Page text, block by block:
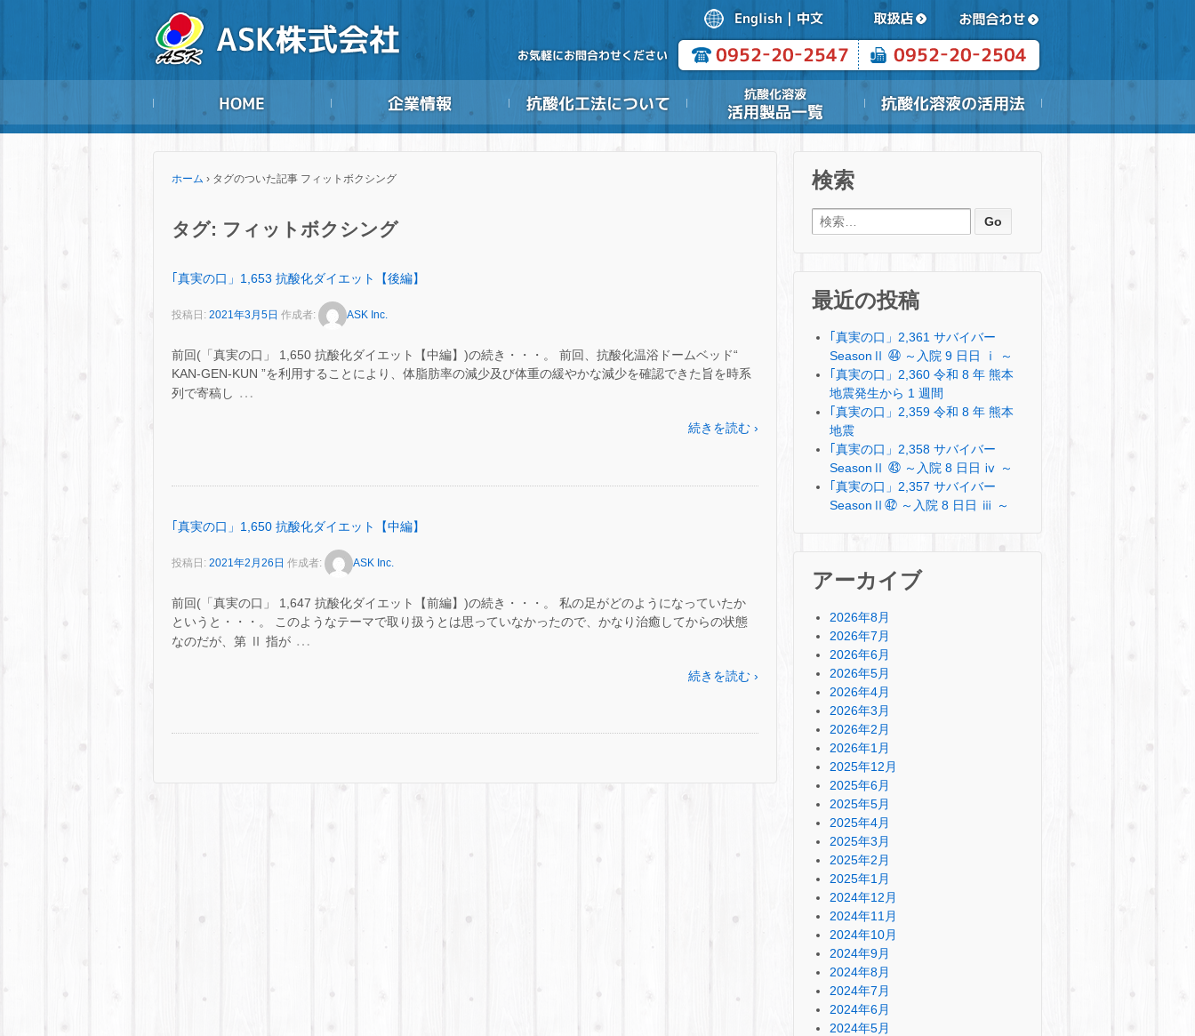
ホーム › タグのついた記事 フィットボクシング
タグ: フィットボクシング
｢真実の口」1,653 抗酸化ダイエット【後編】
投稿日: 2021年3月5日 作成者: ASK Inc.
前回(「真実の口」 1,650 抗酸化ダイエット【中編】)の続き・・・。 前回、抗酸化温浴ドームベッド“
KAN-GEN-KUN ”を利用することにより、体脂肪率の減少及び体重の緩やかな減少を確認できた旨を時系
列で寄稿し …
続きを読む ›
｢真実の口」1,650 抗酸化ダイエット【中編】
投稿日: 2021年2月26日 作成者: ASK Inc.
前回(「真実の口」 1,647 抗酸化ダイエット【前編】)の続き・・・。 私の足がどのようになっていたか
というと・・・。 このようなテーマで取り扱うとは思っていなかったので、かなり治癒してからの状態
なのだが、第 Ⅱ 指が …
続きを読む ›
検索
検索:
最近の投稿
｢真実の口」2,361 サバイバー
SeasonⅡ ㊹ ～入院 9 日日 ⅰ ～
｢真実の口」2,360 令和 8 年 熊本
地震発生から 1 週間
｢真実の口」2,359 令和 8 年 熊本
地震
｢真実の口」2,358 サバイバー
SeasonⅡ ㊸ ～入院 8 日日 ⅳ ～
｢真実の口」2,357 サバイバー
SeasonⅡ㊷ ～入院 8 日日 ⅲ ～
アーカイブ
2026年8月
2026年7月
2026年6月
2026年5月
2026年4月
2026年3月
2026年2月
2026年1月
2025年12月
2025年6月
2025年5月
2025年4月
2025年3月
2025年2月
2025年1月
2024年12月
2024年11月
2024年10月
2024年9月
2024年8月
2024年7月
2024年6月
2024年5月